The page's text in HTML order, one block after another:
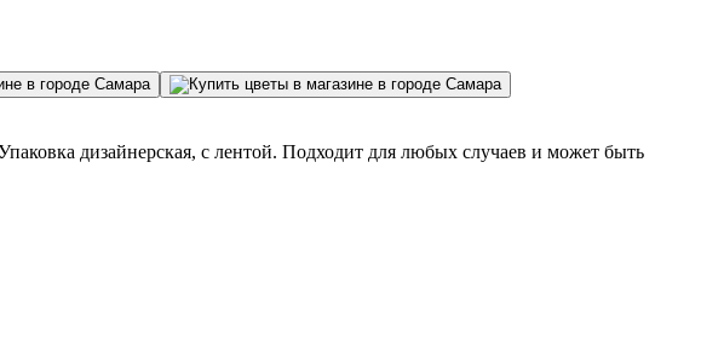
дизайнерская, с лентой. Подходит для любых случаев и может быть